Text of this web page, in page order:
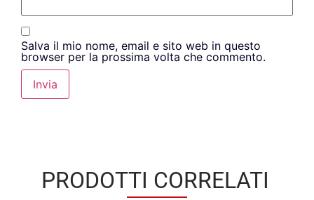
Salva il mio nome, email e sito web in questo
browser per la prossima volta che commento.
PRODOTTI CORRELATI